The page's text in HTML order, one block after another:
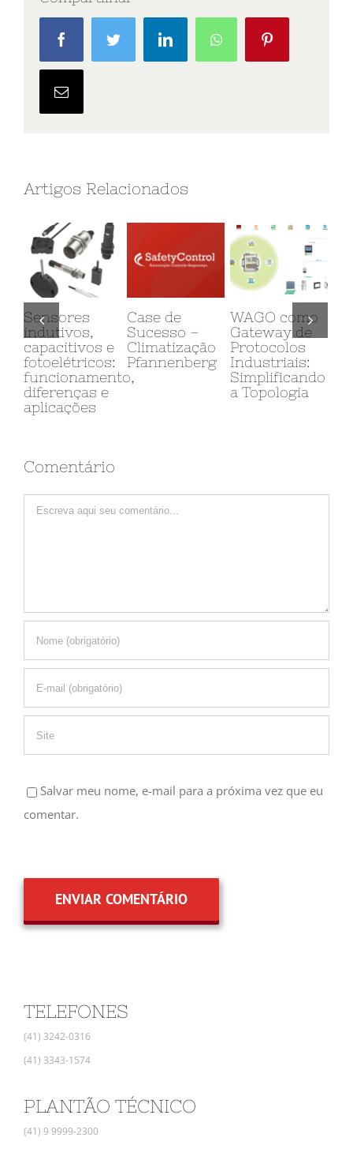
FacebookTwitter LinkedInWhatsapp
Email
Artigos Relacionados
Sensores
indutivos,
capacitivos e
fotoelétricos:
funcionamento,
diferenças e
aplicações
Case de
Sucesso –
Climatização
Pfannenberg
WAGO como
Gateway de
Protocolos
Industriais:
Simplificando
a Topologia
Comentário
Comment
Salvar meu nome, e-mail para a próxima vez que eu
comentar.
TELEFONES
(41) 3242-0316
(41) 3343-1574
PLANTÃO TÉCNICO
(41) 9 9999-2300